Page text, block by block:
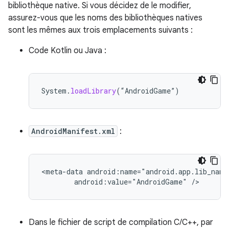
bibliothèque native. Si vous décidez de le modifier,
assurez-vous que les noms des bibliothèques natives
sont les mêmes aux trois emplacements suivants :
Code Kotlin ou Java :
System . loadLibrary(“AndroidGame” )
AndroidManifest.xml :
<meta-data
android:value="AndroidGame"
Dans le fichier de script de compilation C/C++, par